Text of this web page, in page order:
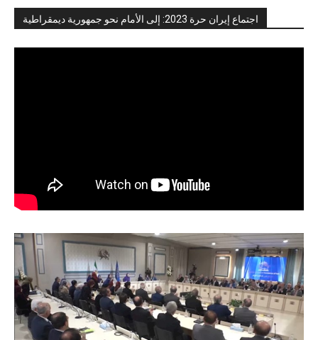
اجتماع إيران حرة 2023: إلى الأمام نحو جمهورية ديمقراطية